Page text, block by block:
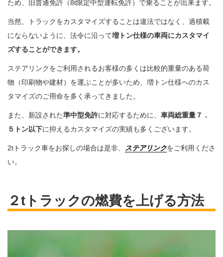
ため、旧普通免許（8t限定中型運転免許）で乗ることが出来ます。
当然、トラックをカスタマイズすることは違法ではなく、過積載
にならないように、法令に沿って増トン仕様の車両にカスタマイ
ズすることができます。
ステアリンクをご利用されるお客様の多くは比較的重量のある荷
物（印刷物や建材）を運ぶことが多いため、増トン仕様へのカス
タマイズのご用命を多く承ってきました。
また、新設された準中型免許に対応するために、 車両総重量７．
５トン以下に抑えるカスタマイズの実績も多くございます。
2tトラック車をお探しの場合は是非、 ステアリンクをご利用くださ
い。
２tトラックの燃費を上げる方法